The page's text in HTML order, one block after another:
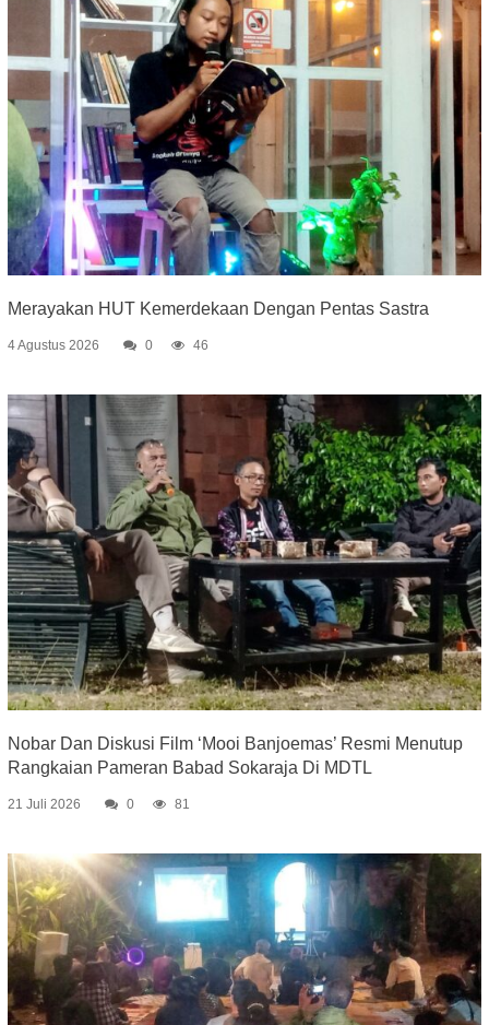
Merayakan HUT Kemerdekaan Dengan Pentas Sastra
4 Agustus 2026 0 46
Nobar Dan Diskusi Film ‘Mooi Banjoemas’ Resmi Menutup
Rangkaian Pameran Babad Sokaraja Di MDTL
21 Juli 2026 0 81